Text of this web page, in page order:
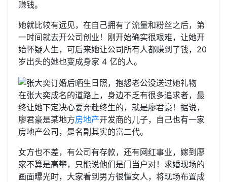
赚钱。
她就比较有远见，在自己拥有了流量和粉丝之后，第
一时间就去开公司创业！刚开始确实很艰难，让她开
始怀疑人生，可后来她让公司所有人都赚到了钱，20
岁出头的她也变成身家 4 亿的人。
在张大奕成名的道路上，身边不乏有很多追求者，最
终让她下定决心要奔赴终生的，就是廖君豪！据说，
廖君豪是某地方房地产开发商的儿子，自己也有一家
房地产公司，是名副其实的富二代。
女方也不差，有公司有存款，还有网红事业，嫁到廖
家不算是高攀，只能说他们是门当户对！求婚现场的
画面曝光时，大家看到男方很懂女人，将现场布置成